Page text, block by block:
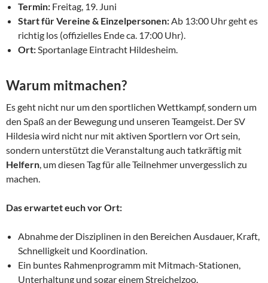
Termin: Freitag, 19. Juni
Start für Vereine & Einzelpersonen:Ab 13:00 Uhr geht es
richtig los (offizielles Ende ca. 17:00 Uhr).
Ort:Sportanlage Eintracht Hildesheim.
Warum mitmachen?
Es geht nicht nur um den sportlichen Wettkampf, sondern um
den Spaß an der Bewegung und unseren Teamgeist. Der SV
Hildesia wird nicht nur mit aktiven Sportlern vor Ort sein,
sondern unterstützt die Veranstaltung auch tatkräftig mit
Helfern, um diesen Tag für alle Teilnehmer unvergesslich zu
machen.
Das erwartet euch vor Ort:
Abnahme der Disziplinen in den Bereichen Ausdauer, Kraft,
Schnelligkeit und Koordination.
Ein buntes Rahmenprogramm mit Mitmach-Stationen,
Unterhaltung und sogar einem Streichelzoo.